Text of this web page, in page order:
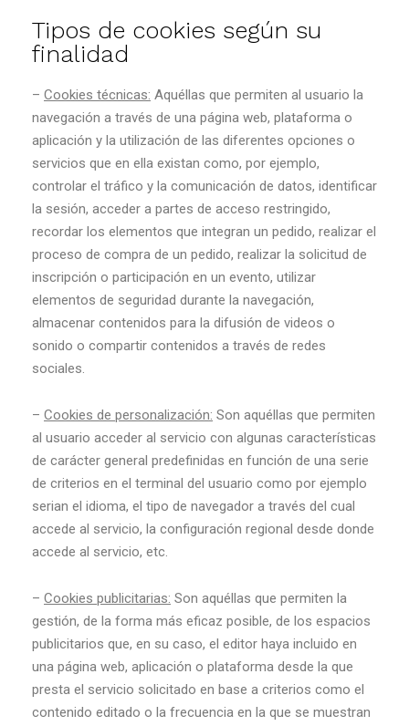
Tipos de cookies según su
finalidad
– Cookies técnicas: Aquéllas que permiten al usuario la
navegación a través de una página web, plataforma o
aplicación y la utilización de las diferentes opciones o
servicios que en ella existan como, por ejemplo,
controlar el tráfico y la comunicación de datos, identificar
la sesión, acceder a partes de acceso restringido,
recordar los elementos que integran un pedido, realizar el
proceso de compra de un pedido, realizar la solicitud de
inscripción o participación en un evento, utilizar
elementos de seguridad durante la navegación,
almacenar contenidos para la difusión de videos o
sonido o compartir contenidos a través de redes
sociales.
– Cookies de personalización: Son aquéllas que permiten
al usuario acceder al servicio con algunas características
de carácter general predefinidas en función de una serie
de criterios en el terminal del usuario como por ejemplo
serian el idioma, el tipo de navegador a través del cual
accede al servicio, la configuración regional desde donde
accede al servicio, etc.
– Cookies publicitarias: Son aquéllas que permiten la
gestión, de la forma más eficaz posible, de los espacios
publicitarios que, en su caso, el editor haya incluido en
una página web, aplicación o plataforma desde la que
presta el servicio solicitado en base a criterios como el
contenido editado o la frecuencia en la que se muestran